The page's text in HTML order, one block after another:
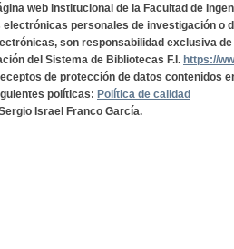
web institucional de la Facultad de
personales de investigación o
son responsabilidad exclusiva
del Sistema de Bibliotecas F.I. https://
de protección de datos contenidos
políticas: Política de calidad
Israel Franco García.